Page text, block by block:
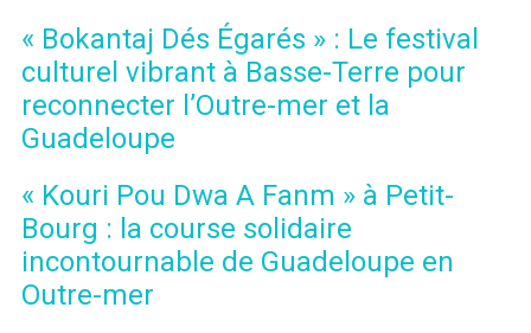
« Bokantaj Dés Égarés » : Le festival
culturel vibrant à Basse-Terre pour
reconnecter l’Outre-mer et la
Guadeloupe
« Kouri Pou Dwa A Fanm » à Petit-
Bourg : la course solidaire
incontournable de Guadeloupe en
Outre-mer